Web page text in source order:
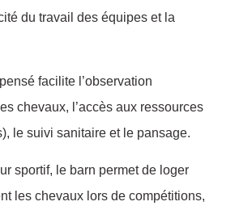
du travail des équipes et la
facilite l’observation
chevaux, l’accès aux ressources
le suivi sanitaire et le pansage.
sportif, le barn permet de loger
les chevaux lors de compétitions,